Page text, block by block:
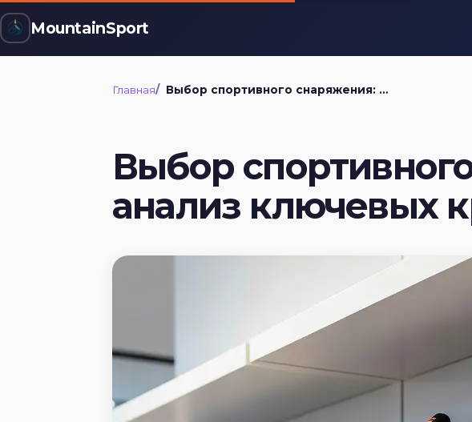
MountainSport
Главная Выбор спортивного снаряжения: детальный анализ ключевых критериев
Выбор
анализ ключевых